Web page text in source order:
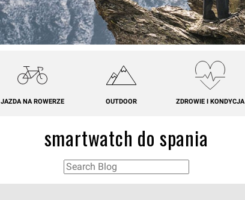
JAZDA NA ROWERZE OUTDOOR ZDROWIE I KONDYCJA
smartwatch do spania